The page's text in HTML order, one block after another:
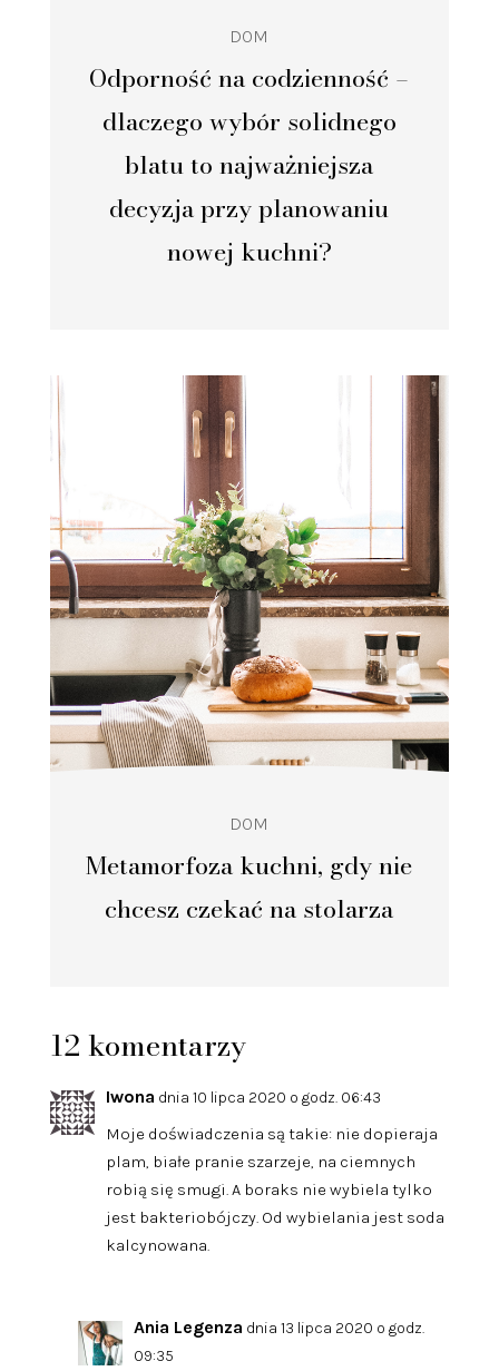
Odporność na codzienność –
dlaczego wybór solidnego
blatu to najważniejsza
decyzja przy planowaniu
nowej kuchni?
DOM
Metamorfoza kuchni, gdy nie
chcesz czekać na stolarza
DOM
12 komentarzy
Iwona dnia 10 lipca 2020 o godz. 06:43
Moje doświadczenia są takie: nie dopieraja
plam, białe pranie szarzeje, na ciemnych
robią się smugi. A boraks nie wybiela tylko
jest bakteriobójczy. Od wybielania jest soda
kalcynowana.
Ania Legenza dnia 13 lipca 2020 o godz.
09:35